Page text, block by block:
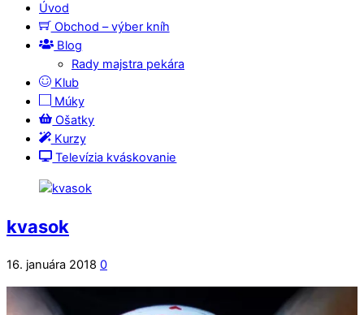
Úvod
Obchod – výber kníh
Blog
Rady majstra pekára
Klub
Múky
Ošatky
Kurzy
Televízia kváskovanie
kvasok
16. januára 2018 0